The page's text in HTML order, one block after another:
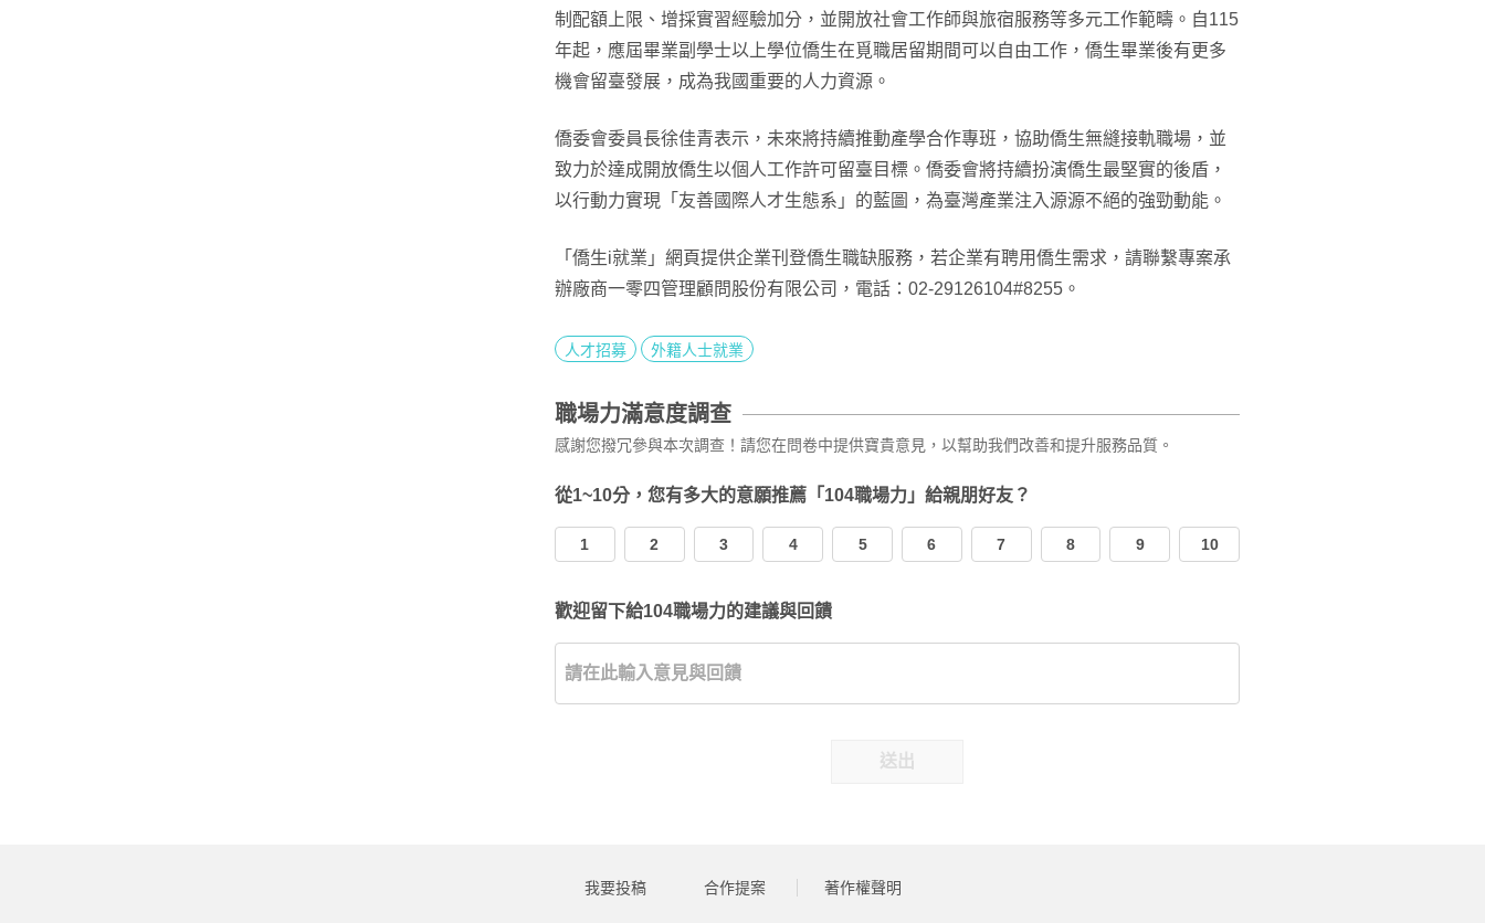
制配額上限、增採實習經驗加分，並開放社會工作師與旅宿服務等多元工作範疇。自115
年起，應屆畢業副學士以上學位僑生在覓職居留期間可以自由工作，僑生畢業後有更多
機會留臺發展，成為我國重要的人力資源。
僑委會委員長徐佳青表示，未來將持續推動產學合作專班，協助僑生無縫接軌職場，並
致力於達成開放僑生以個人工作許可留臺目標。僑委會將持續扮演僑生最堅實的後盾，
以行動力實現「友善國際人才生態系」的藍圖，為臺灣產業注入源源不絕的強勁動能。
「僑生i就業」網頁提供企業刊登僑生職缺服務，若企業有聘用僑生需求，請聯繫專案承
辦廠商一零四管理顧問股份有限公司，電話：02-29126104#8255。
人才招募 外籍人士就業
職場力滿意度調查
感謝您撥冗參與本次調查！請您在問卷中提供寶貴意見，以幫助我們改善和提升服務品質。
從1~10分，您有多大的意願推薦「104職場力」給親朋好友？
1 2 3 4 5 6 7 8 9 10
歡迎留下給104職場力的建議與回饋
送出
我要投稿 合作提案 著作權聲明